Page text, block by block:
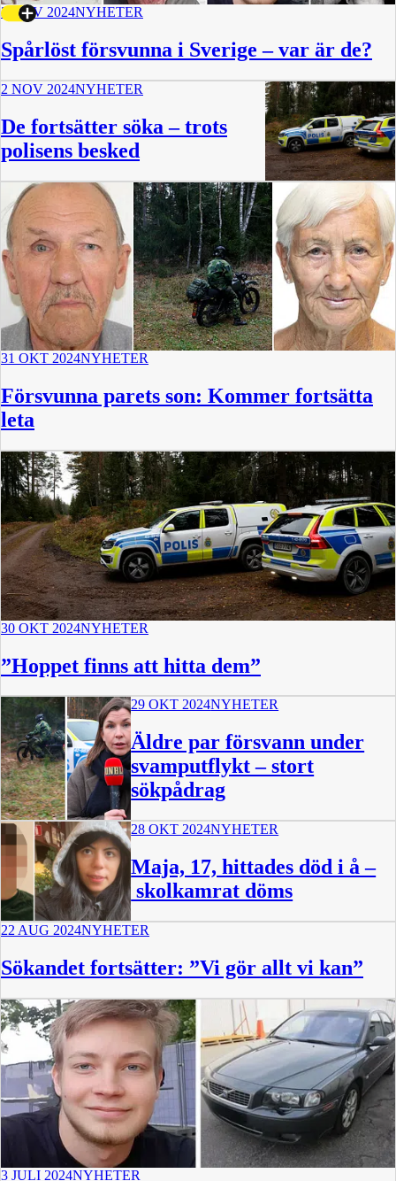
3 NOV 2024NYHETER
Spårlöst försvunna i Sverige – var är de?
2 NOV 2024NYHETER
De fortsätter söka – trots
polisens besked
31 OKT 2024NYHETER
Försvunna parets son: Kommer fortsätta
leta
30 OKT 2024NYHETER
”Hoppet finns att hitta dem”
0:56
29 OKT 2024NYHETER
Äldre par försvann under
svamputflykt – stort
sökpådrag
28 OKT 2024NYHETER
Maja, 17, hittades död i å –
skolkamrat döms
22 AUG 2024NYHETER
Sökandet fortsätter: ”Vi gör allt vi kan”
3 JULI 2024NYHETER